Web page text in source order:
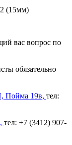
(15мм)
вас вопрос по
обязательно
Пойма 19в, тел:
тел: +7 (3412) 907-